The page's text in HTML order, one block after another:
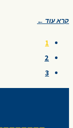
קרא עוד ←
1
2
3